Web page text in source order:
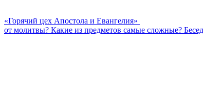
«Горячий цех Апостола и Евангелия»
от молитвы? Какие из предметов самые сложные?